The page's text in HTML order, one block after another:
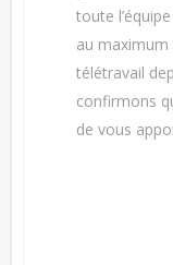
toute
au
télétravail
confirmons
de vous